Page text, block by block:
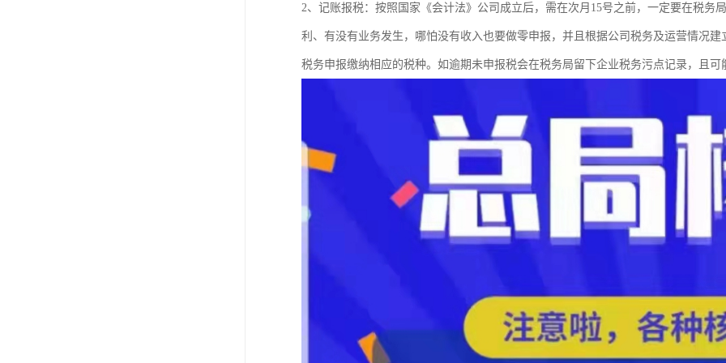
2、记账报税：按照国家《会计法》公司成立后，需在次月15号之前，一定要在税务
利、有没有业务发生，哪怕没有收入也要做零申报，并且根据公司税务及运营情况
税务申报缴纳相应的税种。如逾期未申报税会在税务局留下企业税务污点记录，且可